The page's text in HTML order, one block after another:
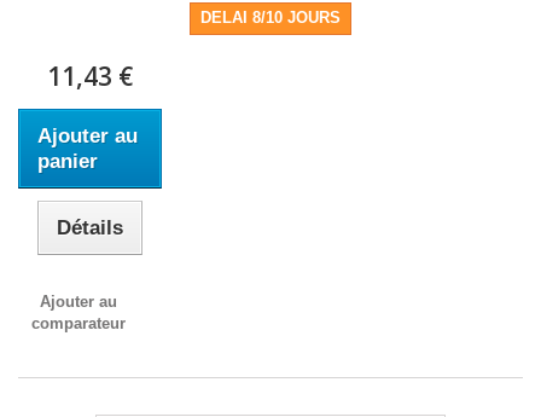
DELAI 8/10 JOURS
11,43 €
Ajouter au
panier
Détails
Ajouter au
comparateur